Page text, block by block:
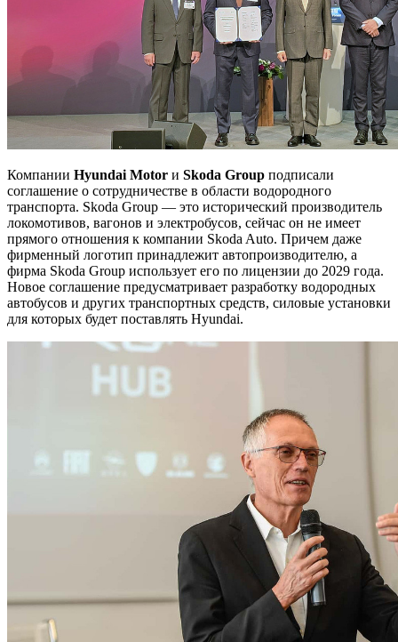
Компании Hyundai Motor и Skoda Group подписали
соглашение о сотрудничестве в области водородного
транспорта. Skoda Group — это исторический производитель
локомотивов, вагонов и электробусов, сейчас он не имеет
прямого отношения к компании Skoda Auto. Причем даже
фирменный логотип принадлежит автопроизводителю, а
фирма Skoda Group использует его по лицензии до 2029 года.
Новое соглашение предусматривает разработку водородных
автобусов и других транспортных средств, силовые установки
для которых будет поставлять Hyundai.